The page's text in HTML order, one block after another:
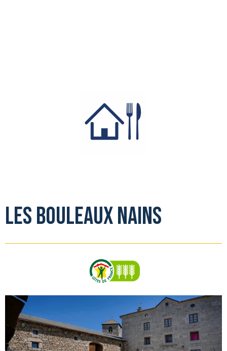
les bouleaux nains